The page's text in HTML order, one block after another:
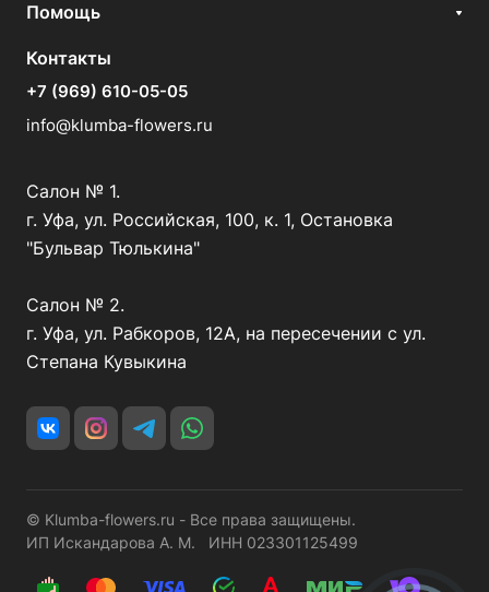
Помощь
Контакты
+7 (969) 610-05-05
info@klumba-flowers.ru
Салон № 1.
г. Уфа, ул. Российская, 100, к. 1, Остановка
"Бульвар Тюлькина"
Салон № 2.
г. Уфа, ул. Рабкоров, 12А, на пересечении с ул.
Степана Кувыкина
© Klumba-flowers.ru - Все права защищены.
ИП Искандарова А. М. ИНН 023301125499